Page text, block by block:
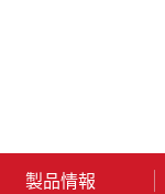
製品情報
あった、提案型のDDS製剤開